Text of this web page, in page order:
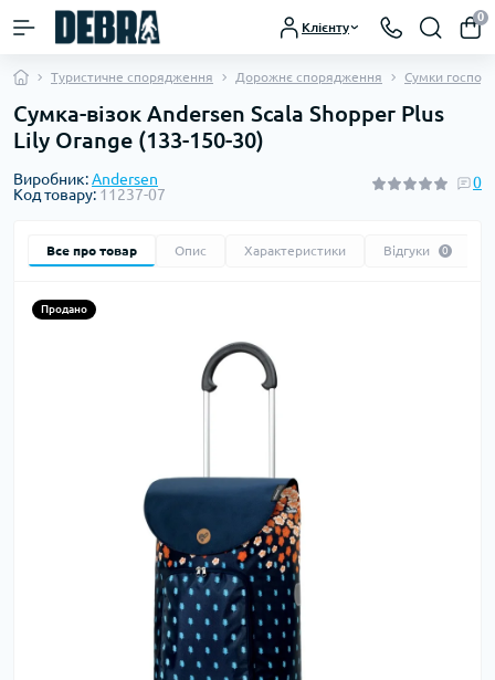
Клієнту
0
Туристичне спорядження Дорожнє спорядження Сумки
Сумка-візок Andersen Scala Shopper Plus
Lily Orange (133-150-30)
Виробник:Andersen
Код товару: 11237-07
0
Все про товар Опис Характеристики Відгуки 0
Продано